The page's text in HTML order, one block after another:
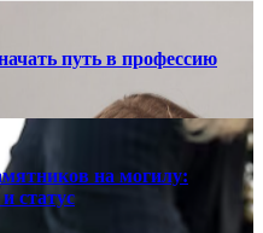
путь в профессию
на могилу:
статус